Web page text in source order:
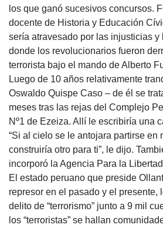
los que ganó sucesivos concursos.
docente de Historia y Educación
sería atravesado por las injusticias y
donde los revolucionarios fueron
terrorista bajo el mando de Alberto
Luego de 10 años relativamente
Oswaldo Quispe Caso – de él se
meses tras las rejas del Complejo
Nº1 de Ezeiza. Allí le escribiría una
“Si al cielo se le antojara partirse en
construiría otro para ti”, le dijo.
incorporó la Agencia Para la
El estado peruano que preside
represor en el pasado y el presente,
delito de “terrorismo” junto a 9 mil
los “terroristas” se hallan